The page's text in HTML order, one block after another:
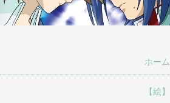
ホーム
【絵】